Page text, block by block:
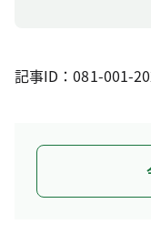
記事ID：081-001-